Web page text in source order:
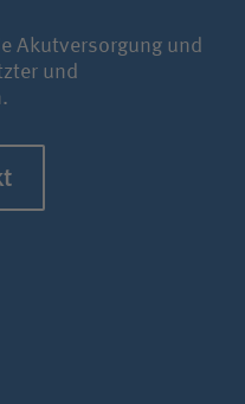
Akutversorgung und
und